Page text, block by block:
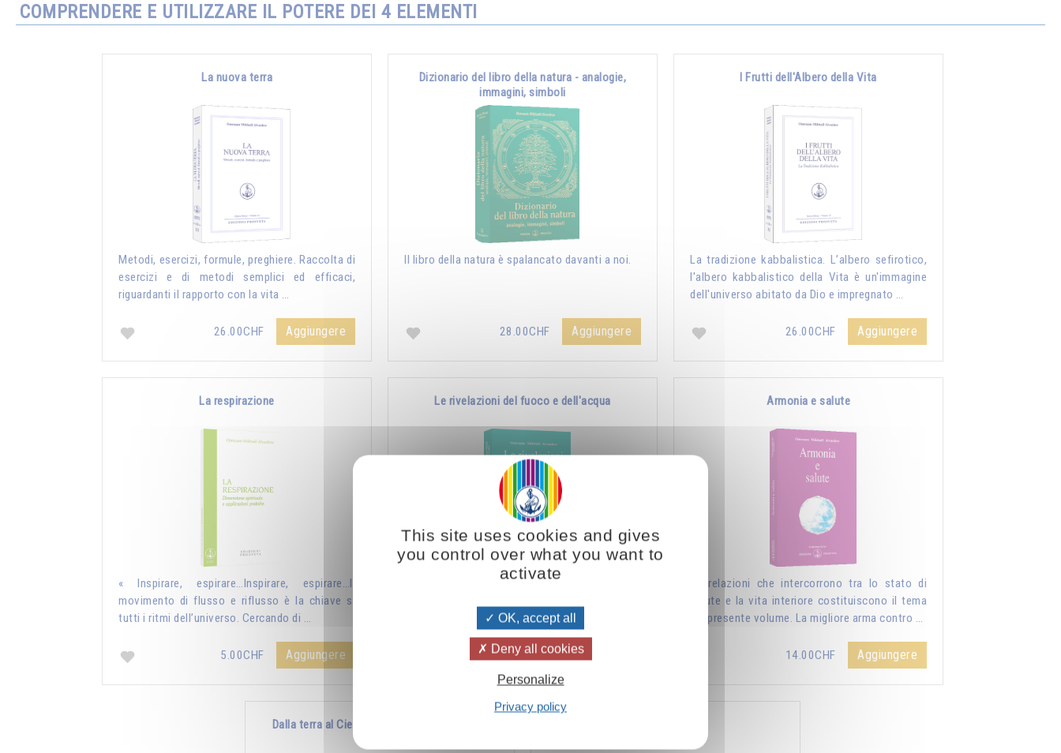
COMPRENDERE E UTILIZZARE IL POTERE DEI 4 ELEMENTI
La nuova terra
Metodi, esercizi, formule, preghiere. Raccolta di
esercizi e di metodi semplici ed efficaci,
riguardanti il rapporto con la vita …
26.00CHF Aggiungere
Dizionario del libro della natura - analogie,
immagini, simboli
Il libro della natura è spalancato davanti a noi.
28.00CHF Aggiungere
I Frutti dell'Albero della Vita
La tradizione kabbalistica. L’albero sefirotico,
l'albero kabbalistico della Vita è un'immagine
dell'universo abitato da Dio e impregnato …
26.00CHF Aggiungere
La respirazione
« Inspirare, espirare…Inspirare, espirare…Il
movimento di flusso e riflusso è la chiave si
tutti i ritmi dell’universo. Cercando di …
5.00CHF Aggiungere
Le rivelazioni del fuoco e dell'acqua
La nostra vita psichica è modellata dalle forze
di cui noi ci impregniamo. Ecco perché è …
14.00CHF Aggiungere
Armonia e salute
Le relazioni che intercorrono tra lo stato di
salute e la vita interiore costituiscono il tema
del presente volume. La migliore arma contro …
14.00CHF Aggiungere
Dalla terra al Cielo – Il senso della preghiera
This site uses cookies and gives
you control over what you want to
activate
OK, accept all
Deny all cookies
Personalize
Privacy policy